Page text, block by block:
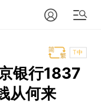
T中
银行1837
从何来